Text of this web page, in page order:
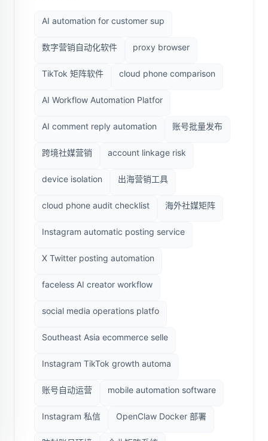
AI automation for customer sup
数字营销自动化软件 proxy browser
TikTok 矩阵软件 cloud phone comparison
AI Workflow Automation Platfor
AI comment reply automation 账号批量发布
跨境社媒营销 account linkage risk
device isolation 出海营销工具
cloud phone audit checklist 海外社媒矩阵
Instagram automatic posting service
X Twitter posting automation
faceless AI creator workflow
social media operations platfo
Southeast Asia ecommerce selle
Instagram TikTok growth automa
账号自动运营 mobile automation software
Instagram 私信 OpenClaw Docker 部署